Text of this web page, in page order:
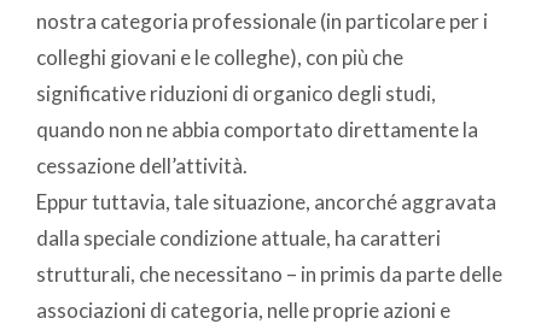
nostra categoria professionale (in particolare per i
colleghi giovani e le colleghe), con più che
significative riduzioni di organico degli studi,
quando non ne abbia comportato direttamente la
cessazione dell’attività.
Eppur tuttavia, tale situazione, ancorché aggravata
dalla speciale condizione attuale, ha caratteri
strutturali, che necessitano – in primis da parte delle
associazioni di categoria, nelle proprie azioni e